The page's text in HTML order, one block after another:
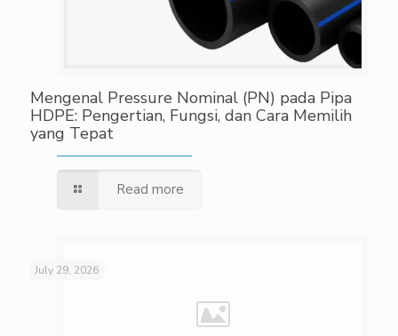
Mengenal Pressure Nominal (PN) pada Pipa
HDPE: Pengertian, Fungsi, dan Cara Memilih
yang Tepat
Read more
July 29, 2026